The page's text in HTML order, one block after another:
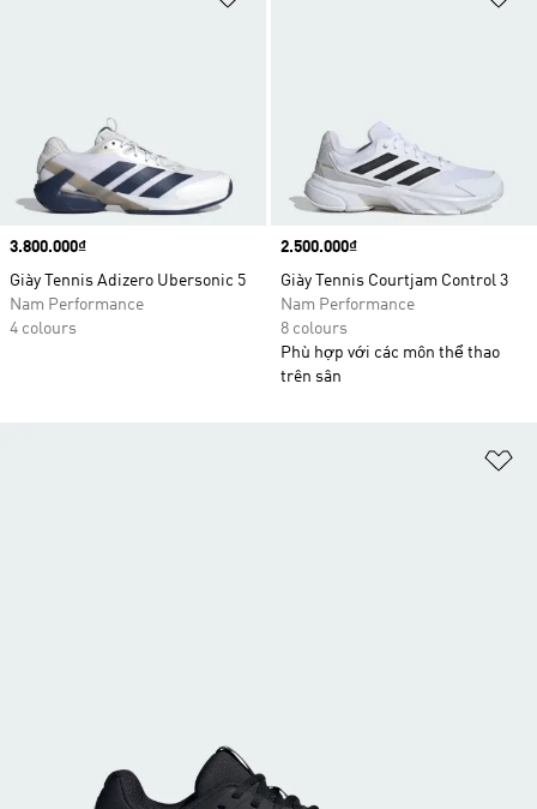
Price
3.800.000₫
Giày Tennis Adizero Ubersonic 5
Nam Performance
4 colours
Price
2.500.000₫
Giày Tennis Courtjam Control 3
Nam Performance
8 colours
Phù hợp với các môn thể thao
trên sân